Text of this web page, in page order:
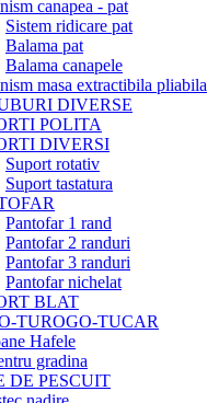
canapea - pat
Sistem ridicare pat
Balama pat
Balama canapele
masa extractibila pliabila
DIVERSE
POLITA
DIVERSI
Suport rotativ
Suport tastatura
Pantofar 1 rand
Pantofar 2 randuri
Pantofar 3 randuri
Pantofar nichelat
BLAT
TUROGO-TUCAR
Hafele
gradina
DE PESCUIT